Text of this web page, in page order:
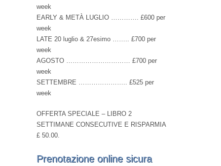
week
EARLY & METÀ LUGLIO …………. £600 per
week
LATE 20 luglio & 27esimo …….. £700 per
week
AGOSTO ………………………… £700 per
week
SETTEMBRE ………………….. £525 per
week
OFFERTA SPECIALE – LIBRO 2
SETTIMANE CONSECUTIVE E RISPARMIA
£ 50.00.
Prenotazione online sicura